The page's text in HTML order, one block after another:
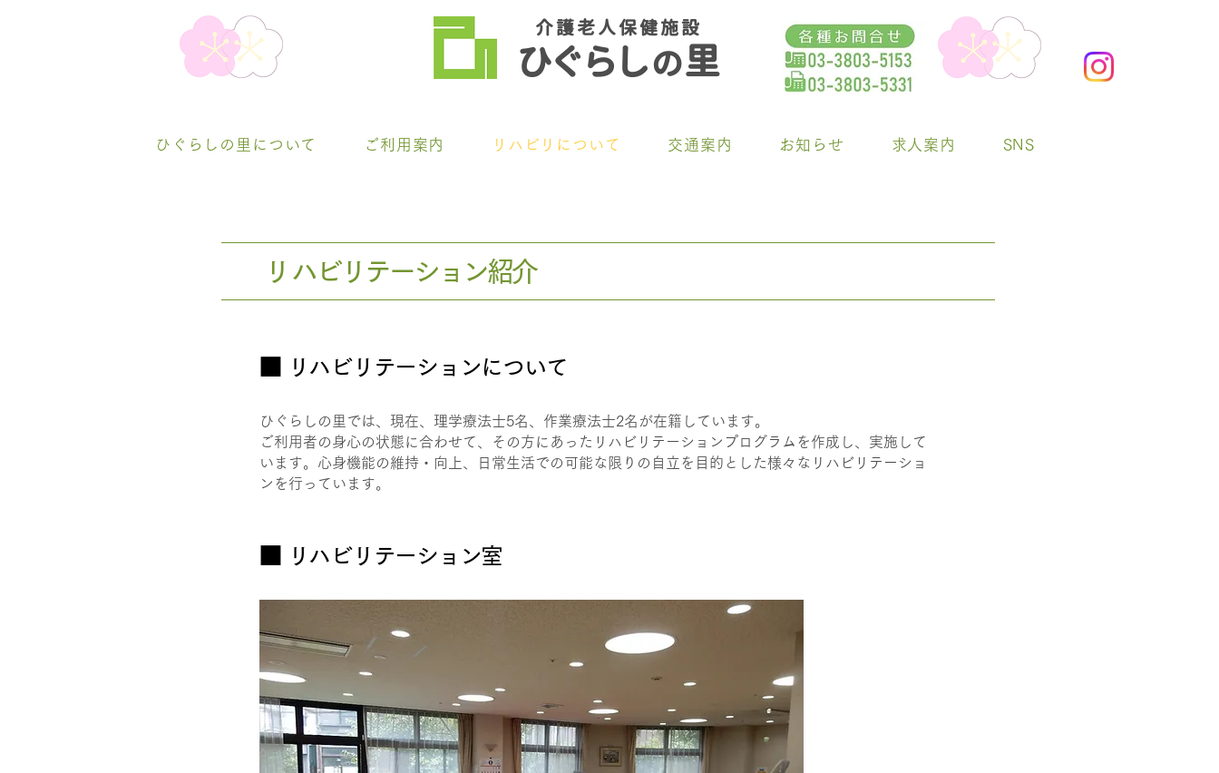
介 護 老 人 保 健 施 設
ひぐらしの里
ひぐらしの里について ご利用案内 リハビリについて 交通案内 お知らせ 求人案内 SNS
​リハビリテーション紹介
■ ​リハビリテーションについて
ひぐらしの里では、現在、理学療法士5名、作業療法士2名が在籍しています。
ご利用者の身心の状態に合わせて、その方にあったリハビリテーションプログラムを作成し、実施して
います。心身機能の維持・向上、日常生活での可能な限りの自立を目的とした様々なリハビリテーショ
ンを行っています。
■ ​リハビリテーション室